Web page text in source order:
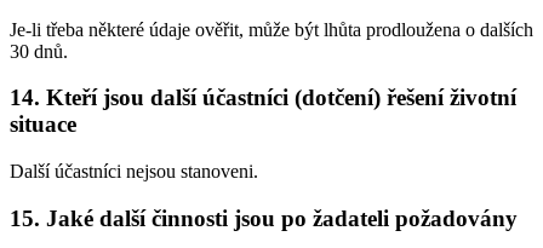
Je-li třeba některé údaje ověřit, může být lhůta prodloužena o dalších
30 dnů.
14. Kteří jsou další účastníci (dotčení) řešení životní
situace
Další účastníci nejsou stanoveni.
15. Jaké další činnosti jsou po žadateli požadovány